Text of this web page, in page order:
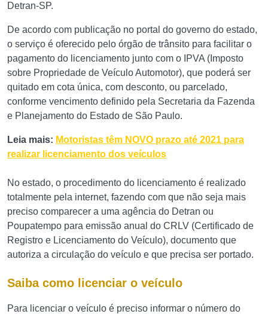
Detran-SP.
De acordo com publicação no portal do governo do estado,
o serviço é oferecido pelo órgão de trânsito para facilitar o
pagamento do licenciamento junto com o IPVA (Imposto
sobre Propriedade de Veículo Automotor), que poderá ser
quitado em cota única, com desconto, ou parcelado,
conforme vencimento definido pela Secretaria da Fazenda
e Planejamento do Estado de São Paulo.
Leia mais: Motoristas têm NOVO prazo até 2021 para
realizar licenciamento dos veículos
No estado, o procedimento do licenciamento é realizado
totalmente pela internet, fazendo com que não seja mais
preciso comparecer a uma agência do Detran ou
Poupatempo para emissão anual do CRLV (Certificado de
Registro e Licenciamento do Veículo), documento que
autoriza a circulação do veículo e que precisa ser portado.
Saiba como licenciar o veículo
Para licenciar o veículo é preciso informar o número do